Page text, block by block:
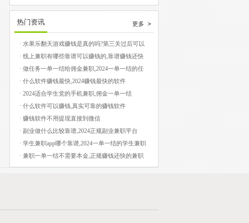
因此，悬赏任务也逐渐转向手机平台。随着手机
应用程序的增多，手机上的悬赏任务也变得更加
普遍。因此，各大平台也纷纷推出了自己的悬赏
任务应用程序。本文将介绍国内最受欢迎和最热
门的手机悬赏任务赚钱应用程序，以帮助用户选
择适合自己的平台。 事实上，我们都知道，悬
赏任务的需求类型并不多，大多数任务也是相似
的。对于手机赚钱而言，我们最需要的是一个长
期稳定的平台。只要在手机上安装3-5个可靠的应
用程序，就能满足我们的需求了。
热门资讯 更多 >
· 水果乐翻天游戏赚钱是真的吗?第三关过后可以
提现吗?
· 线上兼职有哪些靠谱可以赚钱的,靠谱赚钱还快
的线上兼职
· 做任务一单一结给佣金兼职,2024一单一结的任
务平台
· 什么软件赚钱最快,2024赚钱最快的软件
· 2024适合学生党的手机兼职,佣金一单一结
· 什么软件可以赚钱,真实可靠的赚钱软件
· 赚钱软件不用提现直接到微信
· 副业做什么比较靠谱,2024正规副业兼职平台
· 学生兼职app哪个靠谱,2024一单一结的学生兼职
app
· 兼职一单一结不需要本金,正规赚钱还快的兼职